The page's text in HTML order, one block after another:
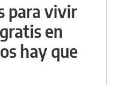
para vivir
en
hay que